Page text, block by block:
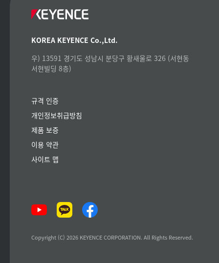
KOREA KEYENCE Co.,Ltd.
우) 13591 경기도 성남시 분당구 황새울로 326 (서현동
서현빌딩 8층)
규격 인증
개인정보취급방침
제품 보증
이용 약관
사이트 맵
Copyright (C) 2026 KEYENCE CORPORATION. All Rights Reserved.